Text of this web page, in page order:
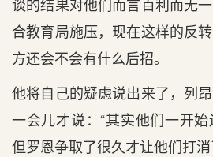
合教育局施压，现在这样的反
方还会不会有什么后招。
他将自己的疑虑说出来了，列
一会儿才说：“其实他们一开始
但罗恩争取了很久才让他们打